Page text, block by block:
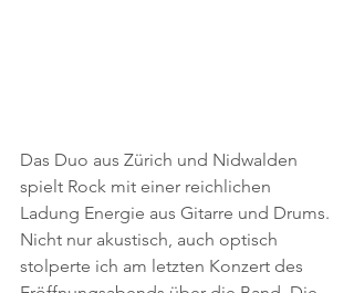
Das Duo aus Zürich und Nidwalden
spielt Rock mit einer reichlichen
Ladung Energie aus Gitarre und Drums.
Nicht nur akustisch, auch optisch
stolperte ich am letzten Konzert des